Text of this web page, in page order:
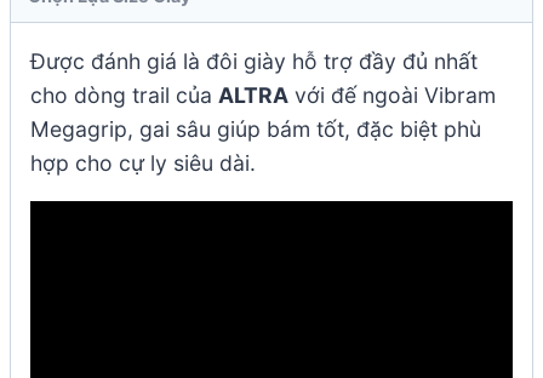
Được đánh giá là đôi giày hỗ trợ đầy đủ nhất
cho dòng trail của ALTRA với đế ngoài Vibram
Megagrip, gai sâu giúp bám tốt, đặc biệt phù
hợp cho cự ly siêu dài.